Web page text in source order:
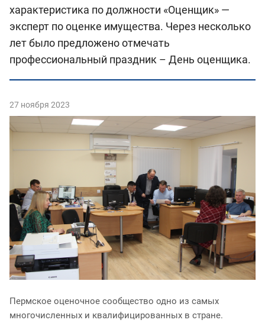
характеристика по должности «Оценщик» —
эксперт по оценке имущества. Через несколько
лет было предложено отмечать
профессиональный праздник – День оценщика.
27 ноября 2023
Пермское оценочное сообщество одно из самых
многочисленных и квалифицированных в стране.